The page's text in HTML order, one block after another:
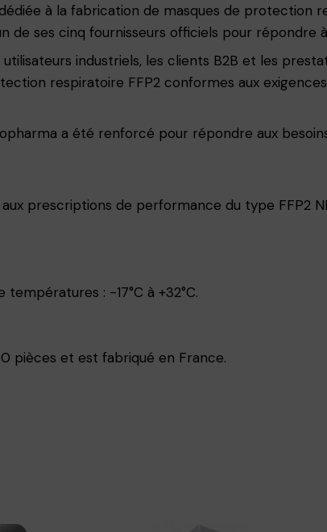
à la fabrication de masques de protection
de ses cinq fournisseurs officiels pour répondre
industriels, les clients B2B et les
respiratoire FFP2 conformes aux
a été renforcé pour répondre aux
prescriptions de performance du type FFP2
: -17°C à +32°C.
pièces et est fabriqué en France.